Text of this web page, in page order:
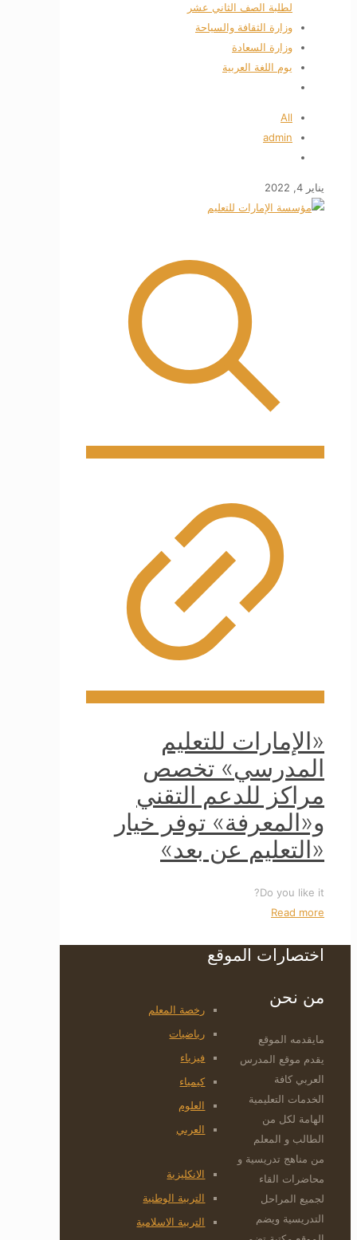
لطلبة الصف الثاني عشر
وزارة الثقافة والسياحة
وزارة السعادة
يوم اللغة العربية
All
admin
يناير 4, 2022
«الإمارات للتعليم
المدرسي» تخصص
مراكز للدعم التقني
و«المعرفة» توفر خيار
«التعليم عن بعد»
Do you like it?
Read more
اختصارات الموقع
رخصة المعلم
رياضيات
فيزياء
كيمياء
العلوم
العربي
الانكليزية
التربية الوطنية
التربية الاسلامية
من نحن
مايقدمه الموقع
يقدم موقع المدرس
العربي كافة
الخدمات التعليمية
الهامة لكل من
الطالب و المعلم
من مناهج تدريسية و
محاضرات القاء
لجميع المراحل
التدريسية ويضم